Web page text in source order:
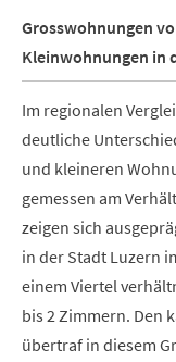
Grosswohnungen
Kleinwohnungen in
Im regionalen
deutliche
und kleineren
gemessen am
zeigen sich
in der Stadt Luzern
einem Viertel
bis 2 Zimmern. Den
übertraf in diesem